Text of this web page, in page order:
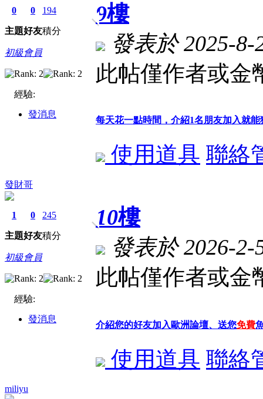
0
主題
0
好友
194
積分
初級會員
經驗:
發消息
9樓
發表於 2025-8-
此帖僅作者或金
每天花一點時間，介紹1名朋友加入就
使用道具 聯絡
發財哥
1
主題
0
好友
245
積分
初級會員
經驗:
發消息
10樓
發表於 2026-2-
此帖僅作者或金
介紹您的好友加入歐洲論壇、送您免費
使用道具 聯絡
miliyu